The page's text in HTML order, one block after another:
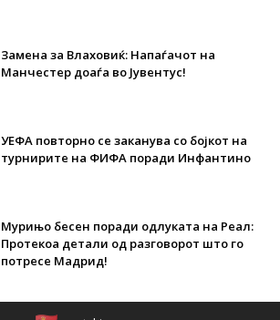
Замена за Влаховиќ: Напаѓачот на
Манчестер доаѓа во Јувентус!
УЕФА повторно се заканува со бојкот на
турнирите на ФИФА поради Инфантино
Мурињо бесен поради одлуката на Реал:
Протекоа детали од разговорот што го
потресе Мадрид!